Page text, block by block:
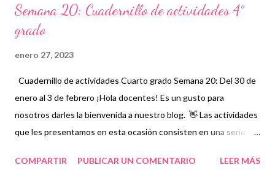
Semana 20: Cuadernillo de actividades 4°
grado
enero 27, 2023
Cuadernillo de actividades Cuarto grado Semana 20: Del 30 de
enero al 3 de febrero ¡Hola docentes! Es un gusto para
nosotros darles la bienvenida a nuestro blog. 👋 Las actividades
que les presentamos en esta ocasión consisten en una serie de
niños podrán trabajar para mejorar sus aprendizajes en las
COMPARTIR PUBLICAR UN COMENTARIO LEER MÁS